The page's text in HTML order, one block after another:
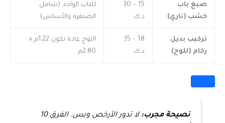
صبغ باب
خشب (ناري)
15 – 30
د.ك
للباب الواحد (شامل
الصنفرة والأساس)
تركيب بديل
رخام (للوح)
18 – 35
د.ك
اللوح عادة يكون 1.22م ×
2.80م
نصيحة مجرب:
لا تدور الأرخص وبس. الفرق 10